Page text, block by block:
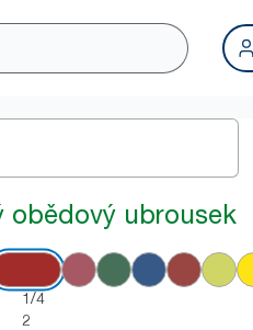
obědový ubrousek
1/4
2